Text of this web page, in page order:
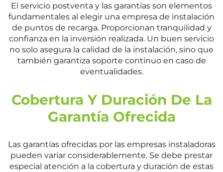
El servicio postventa y las garantías son elementos
fundamentales al elegir una empresa de instalación
de puntos de recarga. Proporcionan tranquilidad y
confianza en la inversión realizada. Un buen servicio
no solo asegura la calidad de la instalación, sino que
también garantiza soporte continuo en caso de
eventualidades.
Cobertura Y Duración De La
Garantía Ofrecida
Las garantías ofrecidas por las empresas instaladoras
pueden variar considerablemente. Se debe prestar
especial atención a la cobertura y duración de estas